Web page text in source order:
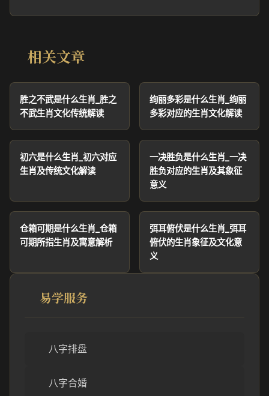
相关文章
胜之不武是什么生肖_胜之
不武生肖文化传统解读
绚丽多彩是什么生肖_绚丽
多彩对应的生肖文化解读
初六是什么生肖_初六对应
生肖及传统文化解读
一决胜负是什么生肖_一决
胜负对应的生肖及其象征
意义
仓箱可期是什么生肖_仓箱
可期所指生肖及寓意解析
弭耳俯伏是什么生肖_弭耳
俯伏的生肖象征及文化意
义
易学服务
八字排盘
八字合婚